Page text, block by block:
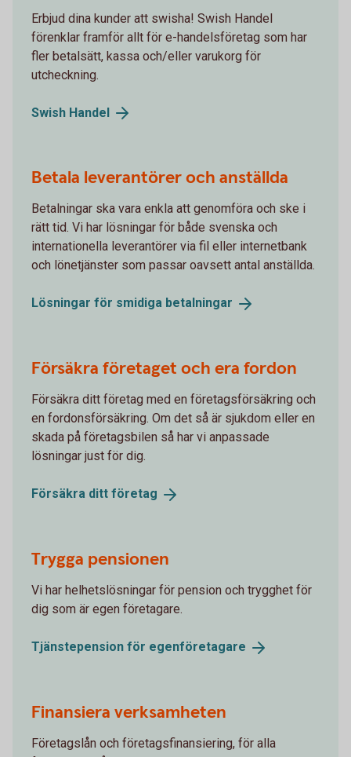
Erbjud dina kunder att swisha! Swish Handel
förenklar framför allt för e-handelsföretag som har
fler betalsätt, kassa och/eller varukorg för
utcheckning.
Swish Handel
Betala leverantörer och anställda
Betalningar ska vara enkla att genomföra och ske i
rätt tid. Vi har lösningar för både svenska och
internationella leverantörer via fil eller internetbank
och lönetjänster som passar oavsett antal anställda.
Lösningar för smidiga betalningar
Försäkra företaget och era fordon
Försäkra ditt företag med en företagsförsäkring och
en fordonsförsäkring. Om det så är sjukdom eller en
skada på företagsbilen så har vi anpassade
lösningar just för dig.
Försäkra ditt företag
Trygga pensionen
Vi har helhetslösningar för pension och trygghet för
dig som är egen företagare.
Tjänstepension för egenföretagare
Finansiera verksamheten
Företagslån och företagsfinansiering, för alla